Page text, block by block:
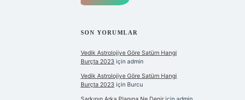
SON YORUMLAR
Vedik Astrolojiye Göre Satürn Hangi
Burçta 2023 için admin
Vedik Astrolojiye Göre Satürn Hangi
Burçta 2023 için Burcu